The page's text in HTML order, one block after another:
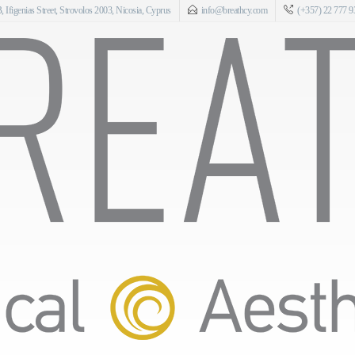
Ifigenias Street, Strovolos 2003, Nicosia, Cyprus info@breathcy.com (+357) 22 777